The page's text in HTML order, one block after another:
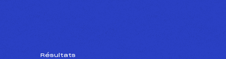
Résultats